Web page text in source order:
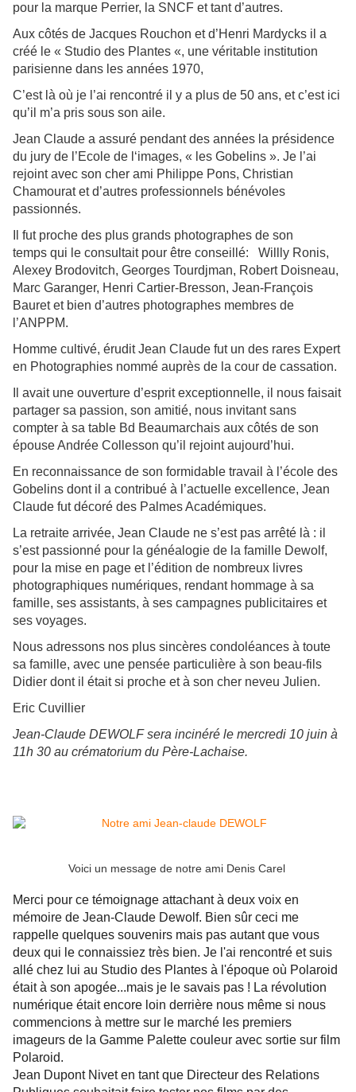
pour la marque Perrier, la SNCF et tant d’autres.
Aux côtés de Jacques Rouchon et d’Henri Mardycks il a
créé le « Studio des Plantes «, une véritable institution
parisienne dans les années 1970,
C’est là où je l’ai rencontré il y a plus de 50 ans, et c’est ici
qu’il m’a pris sous son aile.
Jean Claude a assuré pendant des années la présidence
du jury de l’Ecole de l‘images, « les Gobelins ». Je l’ai
rejoint avec son cher ami Philippe Pons, Christian
Chamourat et d’autres professionnels bénévoles
passionnés.
Il fut proche des plus grands photographes de son
temps qui le consultait pour être conseillé: Willly Ronis,
Alexey Brodovitch, Georges Tourdjman, Robert Doisneau,
Marc Garanger, Henri Cartier-Bresson, Jean-François
Bauret et bien d’autres photographes membres de
l’ANPPM.
Homme cultivé, érudit Jean Claude fut un des rares Expert
en Photographies nommé auprès de la cour de cassation.
Il avait une ouverture d’esprit exceptionnelle, il nous faisait
partager sa passion, son amitié, nous invitant sans
compter à sa table Bd Beaumarchais aux côtés de son
épouse Andrée Collesson qu’il rejoint aujourd’hui.
En reconnaissance de son formidable travail à l’école des
Gobelins dont il a contribué à l’actuelle excellence, Jean
Claude fut décoré des Palmes Académiques.
La retraite arrivée, Jean Claude ne s’est pas arrêté là : il
s’est passionné pour la généalogie de la famille Dewolf,
pour la mise en page et l’édition de nombreux livres
photographiques numériques, rendant hommage à sa
famille, ses assistants, à ses campagnes publicitaires et
ses voyages.
Nous adressons nos plus sincères condoléances à toute
sa famille, avec une pensée particulière à son beau-fils
Didier dont il était si proche et à son cher neveu Julien.
Eric Cuvillier
Jean-Claude DEWOLF sera incinéré le mercredi 10 juin à
11h 30 au crématorium du Père-Lachaise.
Voici un message de notre ami Denis Carel
Merci pour ce témoignage attachant à deux voix en
mémoire de Jean-Claude Dewolf. Bien sûr ceci me
rappelle quelques souvenirs mais pas autant que vous
deux qui le connaissiez très bien. Je l'ai rencontré et suis
allé chez lui au Studio des Plantes à l'époque où Polaroid
était à son apogée...mais je le savais pas ! La révolution
numérique était encore loin derrière nous même si nous
commencions à mettre sur le marché les premiers
imageurs de la Gamme Palette couleur avec sortie sur film
Polaroid.
Jean Dupont Nivet en tant que Directeur des Relations